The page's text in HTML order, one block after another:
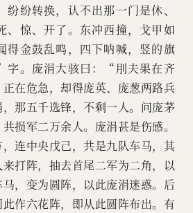
纷转换，认不出那一门是休、
、惊、开了。东冲西撞，戈甲如
得金鼓乱鸣，四下呐喊，竖的旗
字。庞涓大骇曰：“刖夫果在齐
在危急，却得庞英、庞葱两路兵
那五千选锋，不剩一人。问庞茅
损军二万余人。庞涓甚是伤感。
连中央戊己，共是九队车马，其
打阵，抽去首尾二军为二角，以
，变为圆阵，以此庞涓迷惑。后
作六花阵，即从此圆阵布出。有